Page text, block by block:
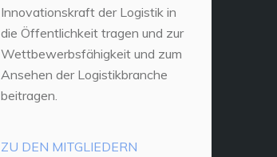
Innovationskraft der Logistik in
die Öffentlichkeit tragen und zur
Wettbewerbsfähigkeit und zum
Ansehen der Logistikbranche
beitragen.
ZU DEN MITGLIEDERN